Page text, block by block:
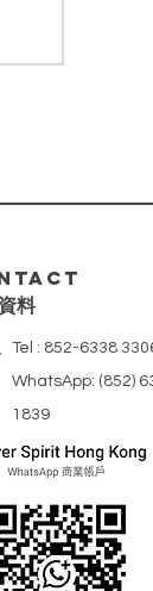
料
Tel : 852-6338
WhatsApp: (852)
1839